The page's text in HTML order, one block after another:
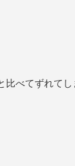
べてずれて